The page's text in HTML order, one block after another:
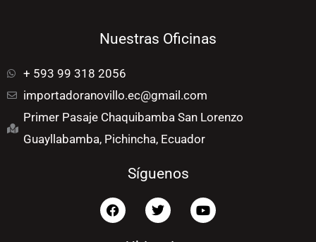
Nuestras Oficinas
+ 593 99 318 2056
importadoranovillo.ec@gmail.com
Primer Pasaje Chaquibamba San Lorenzo
Guayllabamba, Pichincha, Ecuador
Síguenos
F
a
c
T
w
i
Y
o
u